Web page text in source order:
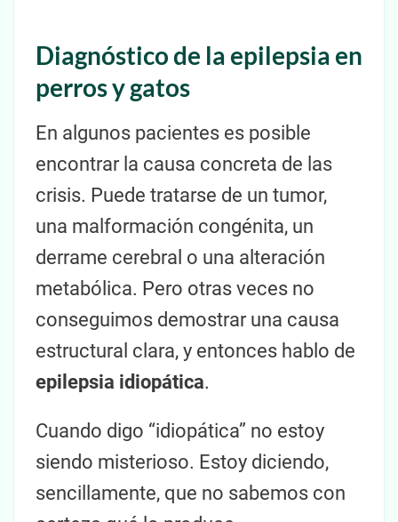
Diagnóstico de la epilepsia en
perros y gatos
En algunos pacientes es posible
encontrar la causa concreta de las
crisis. Puede tratarse de un tumor,
una malformación congénita, un
derrame cerebral o una alteración
metabólica. Pero otras veces no
conseguimos demostrar una causa
estructural clara, y entonces hablo de
epilepsia idiopática.
Cuando digo “idiopática” no estoy
siendo misterioso. Estoy diciendo,
sencillamente, que no sabemos con